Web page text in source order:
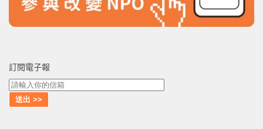
訂閱電子報